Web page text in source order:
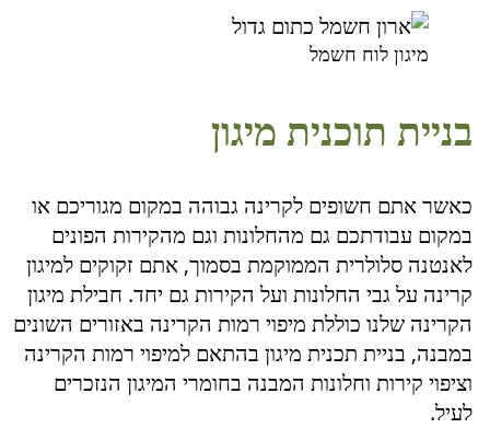
מיגון לוח חשמל
בניית תוכנית מיגון
כאשר אתם חשופים לקרינה גבוהה במקום מגוריכם או
במקום עבודתכם גם מהחלונות וגם מהקירות הפונים
לאנטנה סלולרית הממוקמת בסמוך, אתם זקוקים למיגון
קרינה על גבי החלונות ועל הקירות גם יחד. חבילת מיגון
הקרינה שלנו כוללת מיפוי רמות הקרינה באזורים השונים
במבנה, בניית תכנית מיגון בהתאם למיפוי רמות הקרינה
וציפוי קירות וחלונות המבנה בחומרי המיגון הנזכרים
לעיל.